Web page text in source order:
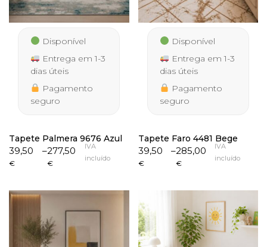
Disponível
Entrega em 1-3
dias úteis
Pagamento
seguro
Tapete Palmera 9676 Azul
39,50
€
–277,50
€
Price
range:
277,50 €
IVA
incluído
Disponível
Entrega em 1-3
dias úteis
Pagamento
seguro
Tapete Faro 4481 Bege
39,50
€
–285,00
€
Price
range:
IVA
incluído